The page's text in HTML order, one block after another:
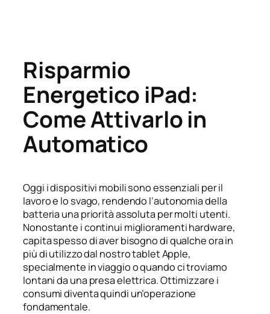
Risparmio
Energetico iPad:
Come Attivarlo in
Automatico
Oggi i dispositivi mobili sono essenziali per il
lavoro e lo svago, rendendo l’autonomia della
batteria una priorità assoluta per molti utenti.
Nonostante i continui miglioramenti hardware,
capita spesso di aver bisogno di qualche ora in
più di utilizzo dal nostro tablet Apple,
specialmente in viaggio o quando ci troviamo
lontani da una presa elettrica. Ottimizzare i
consumi diventa quindi un’operazione
fondamentale.